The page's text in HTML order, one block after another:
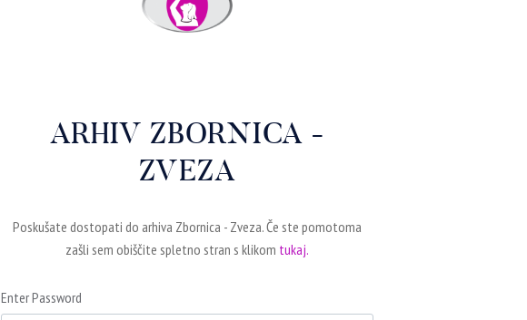
ARHIV ZBORNICA -
ZVEZA
Poskušate dostopati do arhiva Zbornica - Zveza. Če ste pomotoma
zašli sem obiščite spletno stran s klikom tukaj.
Enter Password